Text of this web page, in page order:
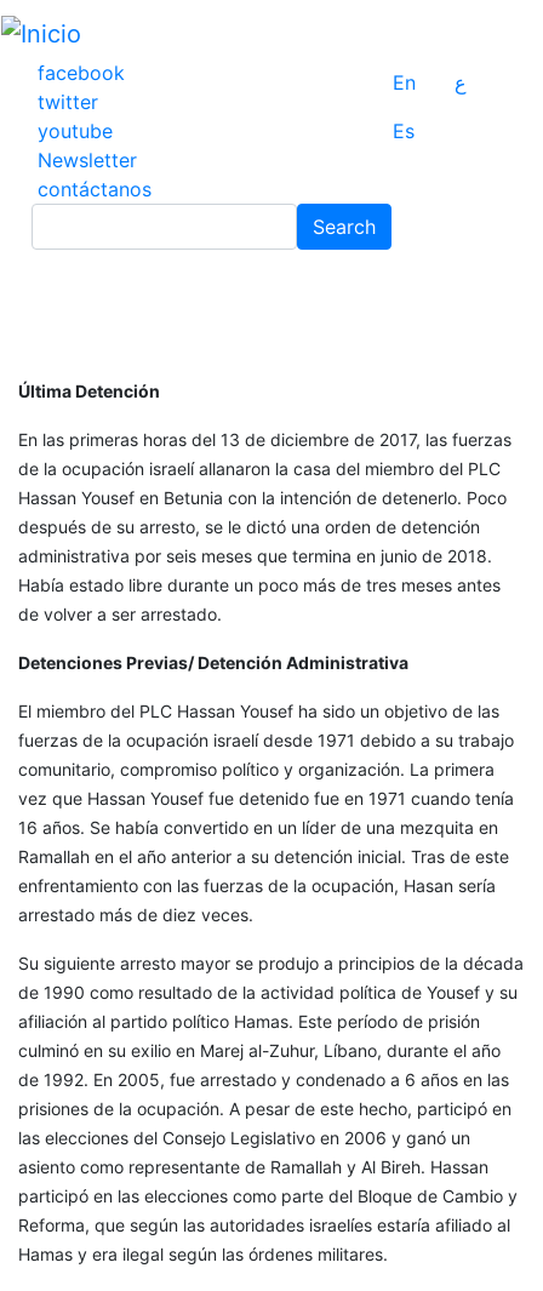
Pasar
contenido
principal
facebook
twitter
youtube
Newsletter
contáctanos
En
ع
Es
Search
Última Detención
En las primeras horas del 13 de diciembre de 2017, las fuerzas
de la ocupación israelí allanaron la casa del miembro del PLC
Hassan Yousef en Betunia con la intención de detenerlo. Poco
después de su arresto, se le dictó una orden de detención
administrativa por seis meses que termina en junio de 2018.
Había estado libre durante un poco más de tres meses antes
de volver a ser arrestado.
Detenciones Previas/ Detención Administrativa
El miembro del PLC Hassan Yousef ha sido un objetivo de las
fuerzas de la ocupación israelí desde 1971 debido a su trabajo
comunitario, compromiso político y organización. La primera
vez que Hassan Yousef fue detenido fue en 1971 cuando tenía
16 años. Se había convertido en un líder de una mezquita en
Ramallah en el año anterior a su detención inicial. Tras de este
enfrentamiento con las fuerzas de la ocupación, Hasan sería
arrestado más de diez veces.
Su siguiente arresto mayor se produjo a principios de la década
de 1990 como resultado de la actividad política de Yousef y su
afiliación al partido político Hamas. Este período de prisión
culminó en su exilio en Marej al-Zuhur, Líbano, durante el año
de 1992. En 2005, fue arrestado y condenado a 6 años en las
prisiones de la ocupación. A pesar de este hecho, participó en
las elecciones del Consejo Legislativo en 2006 y ganó un
asiento como representante de Ramallah y Al Bireh. Hassan
participó en las elecciones como parte del Bloque de Cambio y
Reforma, que según las autoridades israelíes estaría afiliado al
Hamas y era ilegal según las órdenes militares.